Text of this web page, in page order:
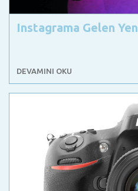
Instagrama Gelen
DEVAMINI OKU